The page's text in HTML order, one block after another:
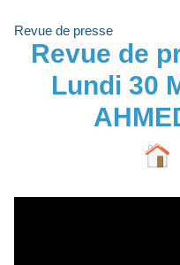
Revue de presse
Revue de
Lundi 30